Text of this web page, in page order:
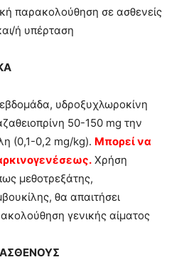
παρακολούθηση σε ασθενείς
ή υπέρταση
υδροξυχλωροκίνη
50-150 mg την
(0,1-0,2 mg/kg). Μπορεί να
Χρήση
μεθοτρεξάτης,
θα απαιτήσει
γενικής αίματος